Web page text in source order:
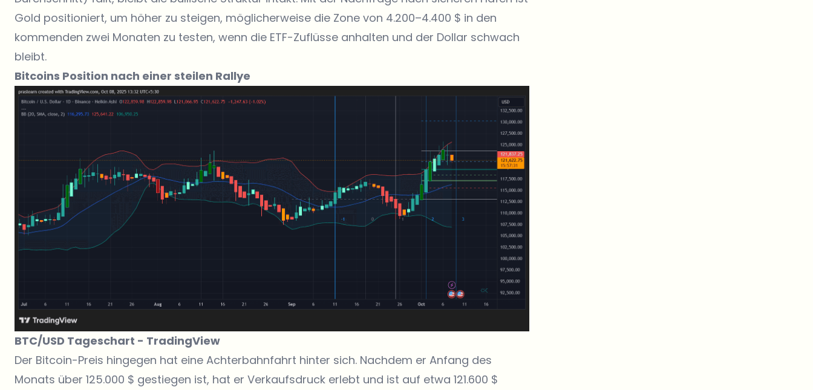
Gold positioniert, um höher zu steigen, möglicherweise die Zone von 4.200–4.400 $ in den
kommenden zwei Monaten zu testen, wenn die ETF-Zuflüsse anhalten und der Dollar schwach
bleibt.
Bitcoins Position nach einer steilen Rallye
BTC/USD Tageschart - TradingView
Der Bitcoin-Preis hingegen hat eine Achterbahnfahrt hinter sich. Nachdem er Anfang des
Monats über 125.000 $ gestiegen ist, hat er Verkaufsdruck erlebt und ist auf etwa 121.600 $